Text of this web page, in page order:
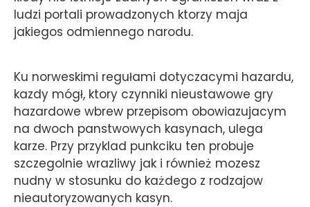
ludzi portali prowadzonych ktorzy maja
jakiegos odmiennego narodu.
Ku norweskimi regułami dotyczacymi hazardu,
kazdy mógł, ktory czynniki nieustawowe gry
hazardowe wbrew przepisom obowiazujacym
na dwoch panstwowych kasynach, ulega
karze. Przy przyklad punkciku ten probuje
szczegolnie wrazliwy jak i również mozesz
nudny w stosunku do każdego z rodzajow
nieautoryzowanych kasyn.